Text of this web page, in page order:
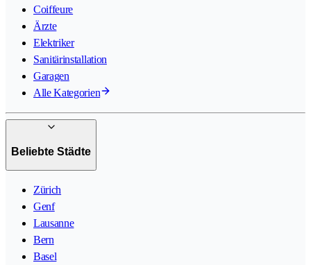
Coiffeure
Ärzte
Elektriker
Sanitärinstallation
Garagen
Alle Kategorien
Beliebte Städte
Zürich
Genf
Lausanne
Bern
Basel